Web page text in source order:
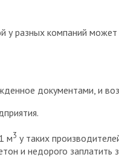
у разных компаний
документами, и
м3 у таких
и недорого заплатить